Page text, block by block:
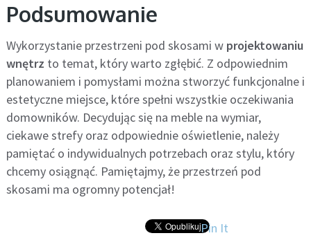
Podsumowanie
Wykorzystanie przestrzeni pod skosami w projektowaniu
wnętrz to temat, który warto zgłębić. Z odpowiednim
planowaniem i pomysłami można stworzyć funkcjonalne i
estetyczne miejsce, które spełni wszystkie oczekiwania
domowników. Decydując się na meble na wymiar,
ciekawe strefy oraz odpowiednie oświetlenie, należy
pamiętać o indywidualnych potrzebach oraz stylu, który
chcemy osiągnąć. Pamiętajmy, że przestrzeń pod
skosami ma ogromny potencjał!
Pin It